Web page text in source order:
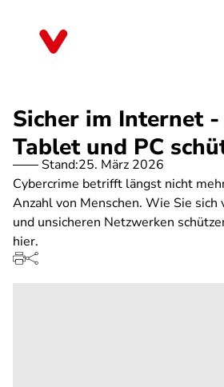
Sicher im Internet -
Tablet und PC
Stand:25. März 2026
Cybercrime betrifft längst nicht
Anzahl von Menschen. Wie Sie sich
und unsicheren Netzwerken
hier.